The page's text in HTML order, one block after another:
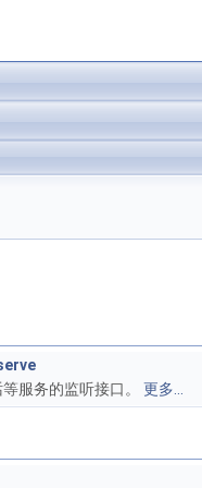
服务的监听接口。 更多...